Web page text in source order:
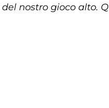
nostro gioco alto.